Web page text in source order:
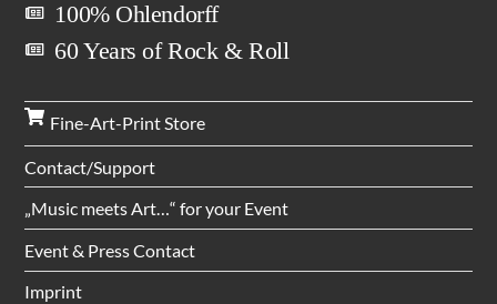
100% Ohlendorff
60 Years of Rock & Roll
Fine-Art-Print Store
Contact/Support
„Music meets Art…“ for your Event
Event & Press Contact
Imprint